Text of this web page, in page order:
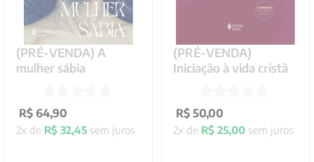
(PRÉ-VENDA) A
mulher sábia
R$ 64,90
2x de R$ 32,45 sem juros
(PRÉ-VENDA)
Iniciação à vida cristã
R$ 50,00
2x de R$ 25,00 sem juros